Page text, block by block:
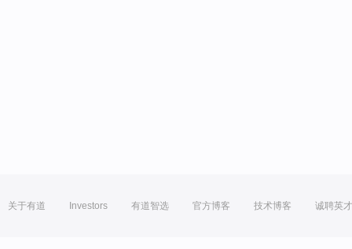
关于有道 Investors 有道智选 官方博客 技术博客 诚聘英才